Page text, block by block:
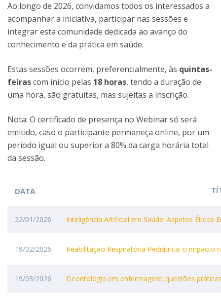
Ao longo de 2026, convidamos todos os interessados a
acompanhar a iniciativa, participar nas sessões e
integrar esta comunidade dedicada ao avanço do
conhecimento e da prática em saúde.
Estas sessões ocorrem, preferencialmente, às quintas-
feirascom início pelas 18 horas, tendo a duração de
uma hora, são gratuitas, mas sujeitas a inscrição.
Nota: O certificado de presença no Webinar só será
emitido, caso o participante permaneça online, por um
período igual ou superior a 80% da carga horária total
da sessão.
DATA
22/01/2026 Inteligência Artificial em Saúde: Aspetos Éticos
19/02/2026 Reabilitação Respiratória Pediátrica: o impacto
19/03/2026 Deontologia em enfermagem: questões